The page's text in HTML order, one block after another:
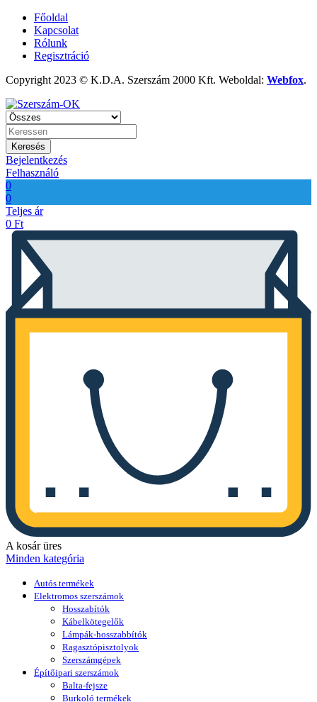
Főoldal
Kapcsolat
Rólunk
Regisztráció
Copyright 2023 © K.D.A. Szerszám 2000 Kft. Weboldal: Webfox.
Keresés
Bejelentkezés
Felhasználó
0
0
Teljes ár
0 Ft
A kosár üres
Minden kategória
Autós termékek
Elektromos szerszámok
Hosszabítók
Kábelkötegelők
Lámpák-hosszabbítók
Ragasztópisztolyok
Szerszámgépek
Építőipari szerszámok
Balta-fejsze
Burkoló termékek